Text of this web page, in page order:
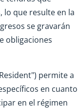
lo que resulte en la
se gravarán
obligaciones
permite a
en cuanto
en el régimen